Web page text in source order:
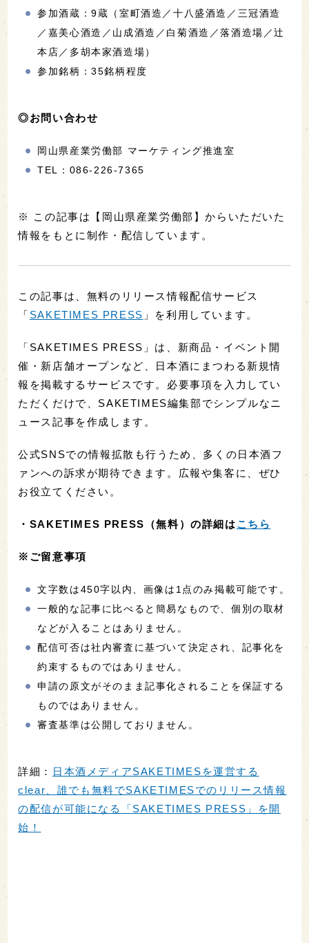
参加酒蔵：9蔵（室町酒造／十八盛酒造／三冠酒造
／嘉美心酒造／山成酒造／白菊酒造／落酒造場／辻
本店／多胡本家酒造場）
参加銘柄：35銘柄程度
◎お問い合わせ
岡山県産業労働部 マーケティング推進室
TEL：086-226-7365
※ この記事は【岡山県産業労働部】からいただいた
情報をもとに制作・配信しています。
この記事は、無料のリリース情報配信サービス
「 SAKETIMES PRESS 」を利用しています。
「SAKETIMES PRESS」は、新商品・イベント開
催・新店舗オープンなど、日本酒にまつわる新規情
報を掲載するサービスです。必要事項を入力してい
ただくだけで、SAKETIMES編集部でシンプルなニ
ュース記事を作成します。
公式SNSでの情報拡散も行うため、多くの日本酒フ
ァンへの訴求が期待できます。広報や集客に、ぜひ
お役立てください。
・ SAKETIMES PRESS（無料）の詳細はこちら
※ご留意事項
文字数は450字以内、画像は1点のみ掲載可能です。
一般的な記事に比べると簡易なもので、個別の取材
などが入ることはありません。
配信可否は社内審査に基づいて決定され、記事化を
約束するものではありません。
申請の原文がそのまま記事化されることを保証する
ものではありません。
審査基準は公開しておりません。
詳細： 日本酒メディアSAKETIMESを運営する
clear、誰でも無料でSAKETIMESでのリリース情報
の配信が可能になる「SAKETIMES PRESS」を開
始！